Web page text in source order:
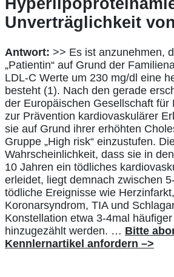
Unverträglichkeit
Antwort: >> Es ist anzunehmen,
„Patientin“ auf Grund der
LDL-C Werte um 230 mg/dl eine
besteht (1). Nach den gerade
der Europäischen Gesellschaft für
zur Prävention kardiovaskulärer
sie auf Grund ihrer erhöhten
Gruppe „High risk“ einzustufen.
Wahrscheinlichkeit, dass sie in
10 Jahren ein tödliches
erleidet, liegt demnach zwischen
tödliche Ereignisse wie
Koronarsyndrom, TIA und
Konstellation etwa 3-4mal
hinzugezählt werden. … Bitte
Kennlernartikel anfordern –>